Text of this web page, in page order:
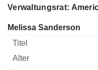
Verwaltungsrat:
Verwaltungsratsmitglied
Melissa Sanderson